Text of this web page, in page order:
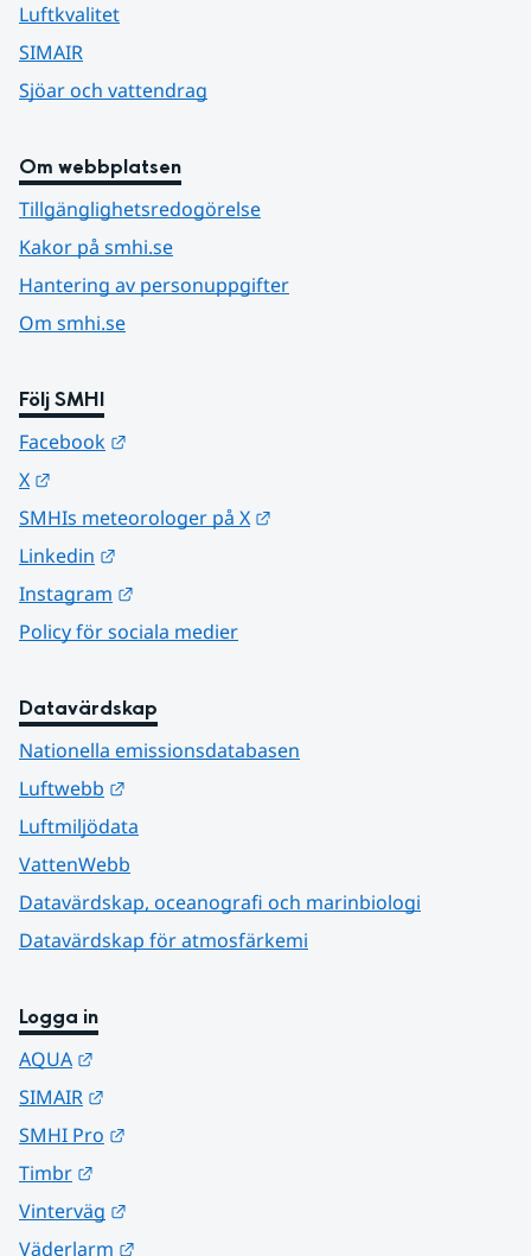
Luftkvalitet
SIMAIR
Sjöar och vattendrag
Om webbplatsen
Tillgänglighetsredogörelse
Kakor på smhi.se
Hantering av personuppgifter
Om smhi.se
Följ SMHI
Facebook
X
SMHIs meteorologer på X
Linkedin
Instagram
Policy för sociala medier
Datavärdskap
Nationella emissionsdatabasen
Luftwebb
Luftmiljödata
VattenWebb
Datavärdskap, oceanografi och marinbiologi
Datavärdskap för atmosfärkemi
Logga in
AQUA
SIMAIR
SMHI Pro
Timbr
Vinterväg
Väderlarm